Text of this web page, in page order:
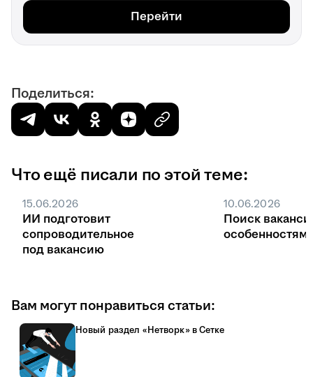
Перейти
Поделиться:
Что ещё писали по этой теме:
15.06.2026
ИИ подготовит
сопроводительное
под вакансию
10.06.2026
Поиск
Вам могут понравиться статьи:
Новый раздел «Нетворк» в Сетке